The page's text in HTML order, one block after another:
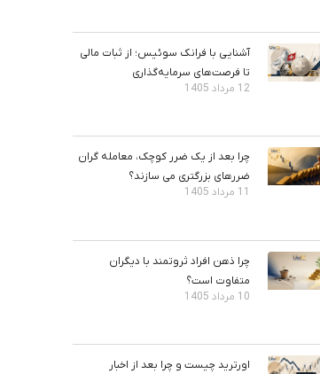
آشنایی با فرانک سوئیس؛ از ثبات مالی
تا فرصت‌های سرمایه‌گذاری
12 مرداد 1405
چرا بعد از یک ضرر کوچک، معامله‌ گران
ضررهای بزرگتری می ‌سازند؟
11 مرداد 1405
چرا ذهن افراد ثروتمند با دیگران
متفاوت است؟
10 مرداد 1405
اورترید چیست و چرا بعد از اخبار